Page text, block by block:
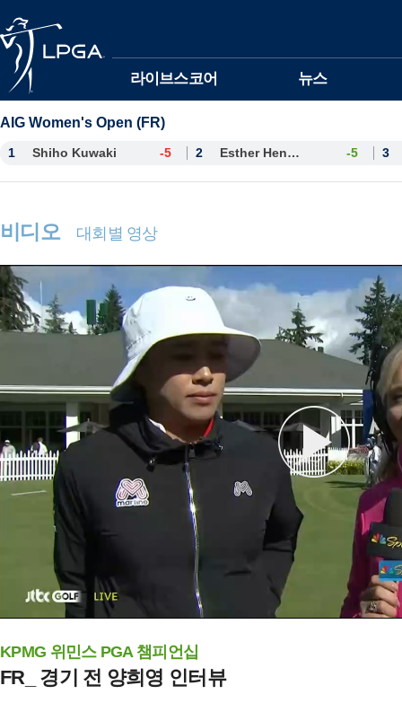
라이브스코어 뉴스
AIG Women's Open (FR)
1 Shiho Kuwaki -5 2 Esther Henseleit -5 3
비디오 대회별 영상
KPMG 위민스 PGA 챔피언십
FR_ 경기 전 양희영 인터뷰